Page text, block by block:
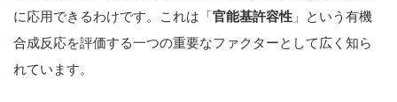
に応用できるわけです。これは「官能基許容性 」という有機
合成反応を評価する一つの重要なファクターとして広く知ら
れています。